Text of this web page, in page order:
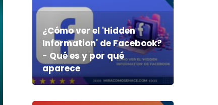
¿Cómo ver el 'Hidden
Information' de Facebook?
- Qué es y por qué
aparece